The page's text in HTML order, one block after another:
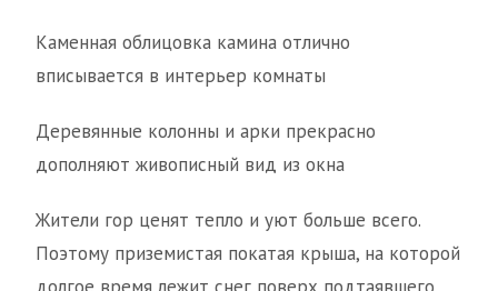
Каменная облицовка камина отлично
вписывается в интерьер комнаты
Деревянные колонны и арки прекрасно
дополняют живописный вид из окна
Жители гор ценят тепло и уют больше всего.
Поэтому приземистая покатая крыша, на которой